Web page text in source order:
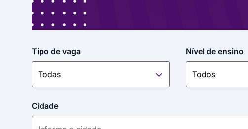
Tipo de vaga Nível de ensino
Cidade